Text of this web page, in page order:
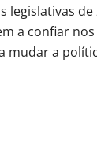
legislativas
a confiar
mudar a